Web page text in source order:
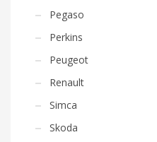
Pegaso
Perkins
Peugeot
Renault
Simca
Skoda